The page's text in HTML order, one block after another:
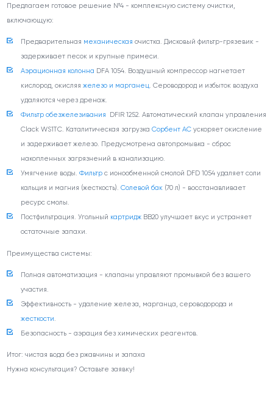
Предлагаем готовое решение №4 - комплексную систему очистки,
включающую:
Предварительная механическая очистка. Дисковый фильтр-грязевик -
задерживает песок и крупные примеси.
Аэрационная колонна DFA 1054. Воздушный компрессор нагнетает
кислород, окисляя железо и марганец. Сероводород и избыток воздуха
удаляются через дренаж.
Фильтр обезжелезивания DFIR 1252. Автоматический клапан управления
Clack WS1TC. Каталитическая загрузка Сорбент АСускоряет окисление
и задерживает железо. Предусмотрена автопромывка - сброс
накопленных загрязнений в канализацию.
Умягчение воды. Фильтрс ионообменной смолой DFD 1054 удаляет соли
кальция и магния (жесткость). Солевой бак(70 л) - восстанавливает
ресурс смолы.
Постфильтрация. Угольный картриджВВ20 улучшает вкус и устраняет
остаточные запахи.
Преимущества системы:
Полная автоматизация - клапаны управляют промывкой без вашего
участия.
Эффективность - удаление железа, марганца, сероводорода и
жесткости.
Безопасность - аэрация без химических реагентов.
Итог: чистая вода без ржавчины и запаха
Нужна консультация? Оставьте заявку!